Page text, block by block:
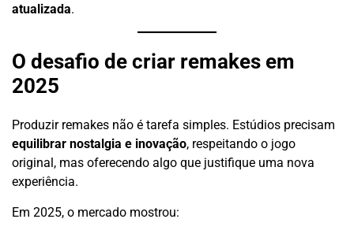
atualizada.
O desafio de criar remakes em
2025
Produzir remakes não é tarefa simples. Estúdios precisam
equilibrar nostalgia e inovação, respeitando o jogo
original, mas oferecendo algo que justifique uma nova
experiência.
Em 2025, o mercado mostrou: